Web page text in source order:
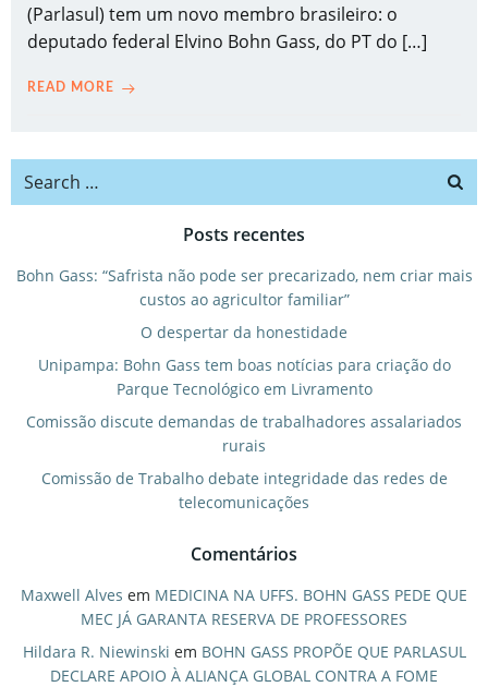
(Parlasul) tem um novo membro brasileiro: o
deputado federal Elvino Bohn Gass, do PT do […]
READ MORE
Search
Posts recentes
Bohn Gass: “Safrista não pode ser precarizado, nem criar mais
custos ao agricultor familiar”
O despertar da honestidade
Unipampa: Bohn Gass tem boas notícias para criação do
Parque Tecnológico em Livramento
Comissão discute demandas de trabalhadores assalariados
rurais
Comissão de Trabalho debate integridade das redes de
telecomunicações
Comentários
Maxwell Alves em MEDICINA NA UFFS. BOHN GASS PEDE QUE
MEC JÁ GARANTA RESERVA DE PROFESSORES
Hildara R. Niewinski em BOHN GASS PROPÕE QUE PARLASUL
DECLARE APOIO À ALIANÇA GLOBAL CONTRA A FOME